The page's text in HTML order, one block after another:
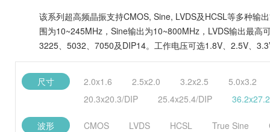
该系列超高频晶振支持CMOS, Sine, LVDS及HCSL等多种输
围为10~245MHz，Sine输出为10~800MHz，LVDS输出最
3225、5032、7050及DIP14。工作电压可选1.8V、2.5V
尺寸 2.0x1.6 2.5x2.0 3.2x2.5
5.0x3.2
20.3x20.3/DIP
25.4x25.4/DIP
波形 CMOS LVDS HCSL True Sine